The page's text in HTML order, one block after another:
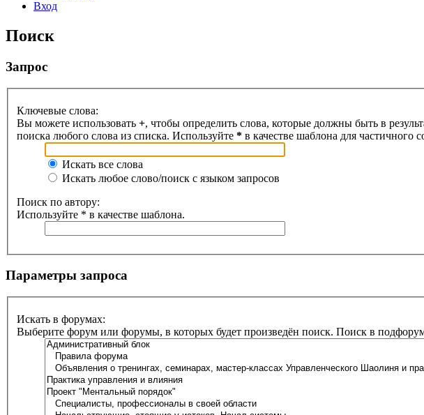
Вход
Поиск
Запрос
Ключевые слова:
Вы можете использовать +, чтобы определить слова, которые должны быть в
поиска любого слова из списка. Используйте * в качестве шаблона для частичного
Искать все слова
Искать любое слово/поиск с языком запросов
Поиск по автору:
Используйте * в качестве шаблона.
Параметры запроса
Искать в форумах:
Выберите форум или форумы, в которых будет произведён поиск. Поиск в